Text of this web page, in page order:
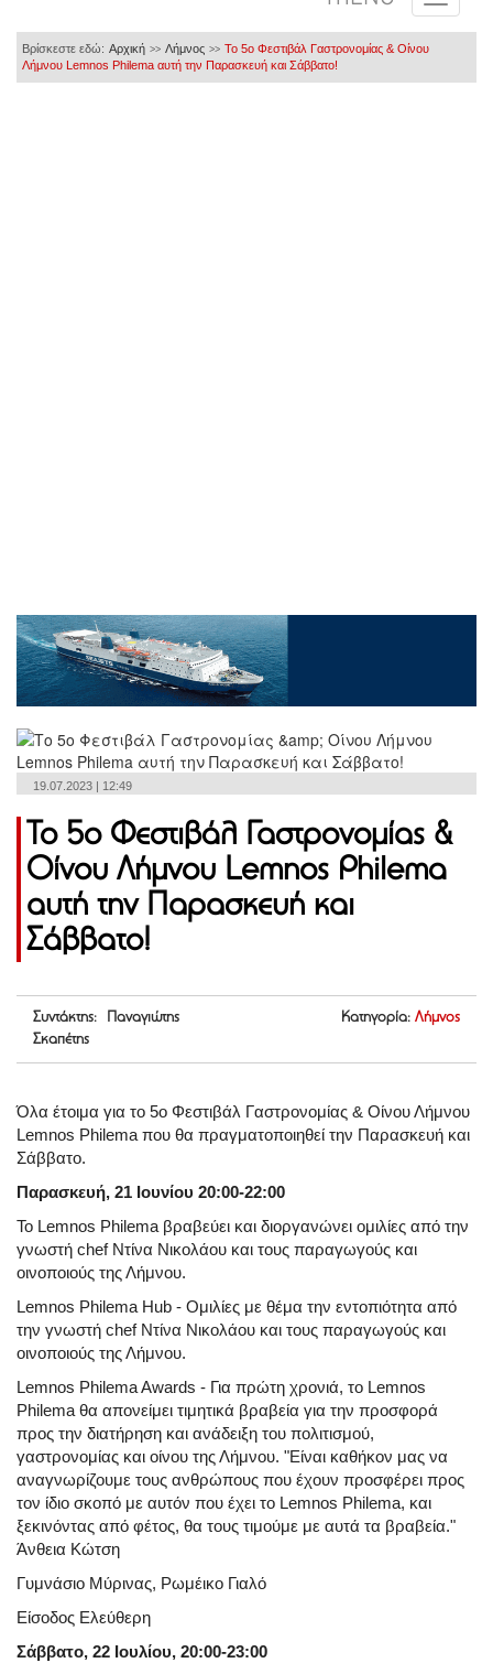
Βρίσκεστε εδώ: Αρχική >> Λήμνος >> Το 5ο Φεστιβάλ Γαστρονομίας & Οίνου
Λήμνου Lemnos Philema αυτή την Παρασκευή και Σάββατο!
19.07.2023 | 12:49
Το 5ο Φεστιβάλ Γαστρονομίας &
Οίνου Λήμνου Lemnos Philema
αυτή την Παρασκευή και
Σάββατο!
Συντάκτης: Παναγιώτης
Σκαπέτης
Κατηγορία: Λήμνος
Όλα έτοιμα για το 5ο Φεστιβάλ Γαστρονομίας & Οίνου Λήμνου
Lemnos Philema που θα πραγματοποιηθεί την Παρασκευή και
Σάββατο.
Παρασκευή, 21 Ιουνίου 20:00-22:00
Το Lemnos Philema βραβεύει και διοργανώνει ομιλίες από την
γνωστή chef Ντίνα Νικολάου και τους παραγωγούς και
οινοποιούς της Λήμνου.
Lemnos Philema Hub - Ομιλίες με θέμα την εντοπιότητα από
την γνωστή chef Ντίνα Νικολάου και τους παραγωγούς και
οινοποιούς της Λήμνου.
Lemnos Philema Awards - Για πρώτη χρονιά, το Lemnos
Philema θα απονείμει τιμητικά βραβεία για την προσφορά
προς την διατήρηση και ανάδειξη του πολιτισμού,
γαστρονομίας και οίνου της Λήμνου. "Είναι καθήκον μας να
αναγνωρίζουμε τους ανθρώπους που έχουν προσφέρει προς
τον ίδιο σκοπό με αυτόν που έχει το Lemnos Philema, και
ξεκινόντας από φέτος, θα τους τιμούμε με αυτά τα βραβεία."
Άνθεια Κώτση
Γυμνάσιο Μύρινας, Ρωμέικο Γιαλό
Είσοδος Ελεύθερη
Σάββατο, 22 Ιουλίου, 20:00-23:00